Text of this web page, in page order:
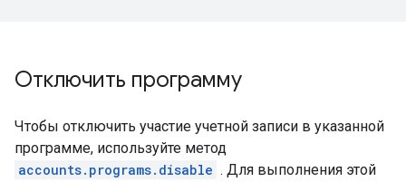
Отключить программу
Чтобы отключить участие учетной записи в указанной
программе, используйте метод
accounts.programs.disable . Для выполнения этой